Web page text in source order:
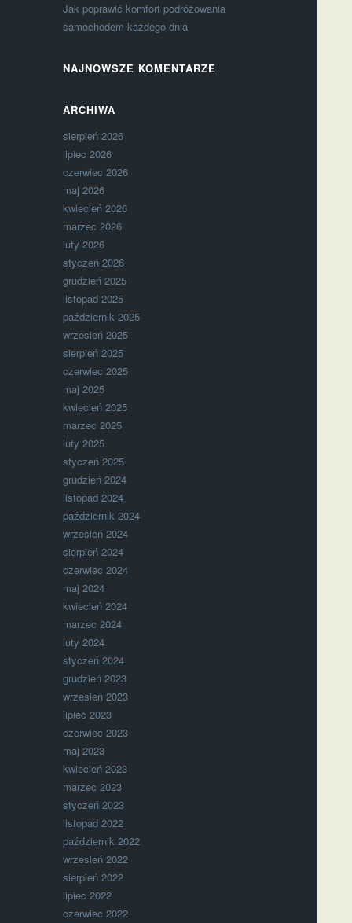
Jak poprawić komfort podróżowania
samochodem każdego dnia
NAJNOWSZE KOMENTARZE
ARCHIWA
sierpień 2026
lipiec 2026
czerwiec 2026
maj 2026
kwiecień 2026
marzec 2026
luty 2026
styczeń 2026
grudzień 2025
listopad 2025
październik 2025
wrzesień 2025
sierpień 2025
czerwiec 2025
maj 2025
kwiecień 2025
marzec 2025
luty 2025
styczeń 2025
grudzień 2024
listopad 2024
październik 2024
wrzesień 2024
sierpień 2024
czerwiec 2024
maj 2024
kwiecień 2024
marzec 2024
luty 2024
styczeń 2024
grudzień 2023
wrzesień 2023
lipiec 2023
czerwiec 2023
maj 2023
kwiecień 2023
marzec 2023
styczeń 2023
listopad 2022
październik 2022
wrzesień 2022
sierpień 2022
lipiec 2022
czerwiec 2022